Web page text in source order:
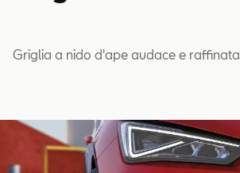
Griglia a nido d'ape audace e raffinata.